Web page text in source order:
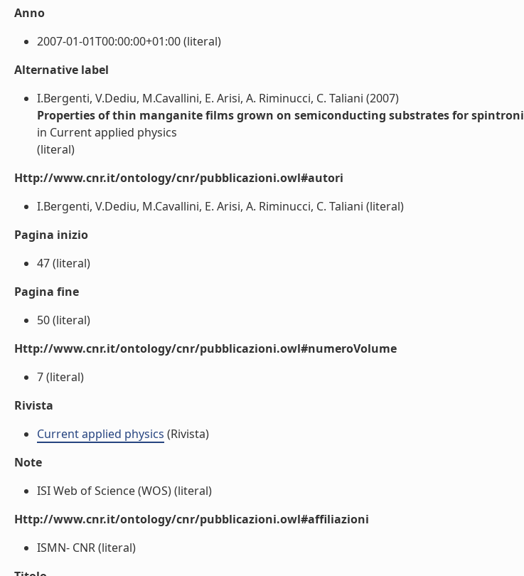
Anno
2007-01-01T00:00:00+01:00 (literal)
Alternative label
I.Bergenti, V.Dediu, M.Cavallini, E. Arisi, A. Riminucci, C. Taliani (2007)
Properties of thin manganite films grown on semiconducting substrates for
in Current applied physics
(literal)
Http://www.cnr.it/ontology/cnr/pubblicazioni.owl#autori
I.Bergenti, V.Dediu, M.Cavallini, E. Arisi, A. Riminucci, C. Taliani (literal)
Pagina inizio
47 (literal)
Pagina fine
50 (literal)
Http://www.cnr.it/ontology/cnr/pubblicazioni.owl#numeroVolume
7 (literal)
Rivista
Current applied physics (Rivista)
Note
ISI Web of Science (WOS) (literal)
Http://www.cnr.it/ontology/cnr/pubblicazioni.owl#affiliazioni
ISMN- CNR (literal)